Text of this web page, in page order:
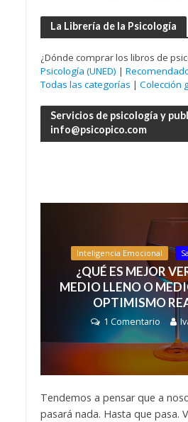
La Librería de la Psicología
¿Dónde comprar los libros de
Psicología (UNED) |
Todas las categorías | Colección
Servicios de psicología y
info@psicopico.com
Inteligencia Emocional
¿QUÉ ES MEJOR
MEDIO LLENO O
OPTIMISMO
1 Comentario
Tendemos a pensar que a
pasará nada. Hasta que pasa.